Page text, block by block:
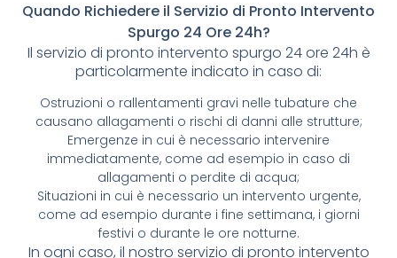
Quando Richiedere il Servizio di Pronto Intervento
Spurgo 24 Ore 24h?
Il servizio di pronto intervento spurgo 24 ore 24h è
particolarmente indicato in caso di:
Ostruzioni o rallentamenti gravi nelle tubature che
causano allagamenti o rischi di danni alle strutture;
Emergenze in cui è necessario intervenire
immediatamente, come ad esempio in caso di
allagamenti o perdite di acqua;
Situazioni in cui è necessario un intervento urgente,
come ad esempio durante i fine settimana, i giorni
festivi o durante le ore notturne.
In ogni caso, il nostro servizio di pronto intervento